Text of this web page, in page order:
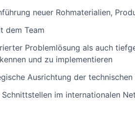
neuer Rohmaterialien,
dem Team
Problemlösung als auch
und zu implementieren
Ausrichtung der
im internationalen